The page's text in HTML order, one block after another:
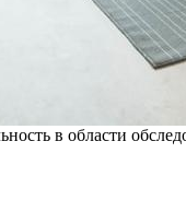
в области